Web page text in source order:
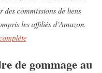
des commissions de liens
les affiliés d’Amazon.
de gommage au